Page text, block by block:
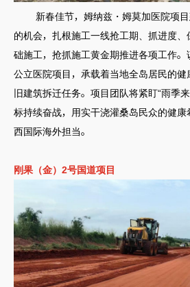
新春佳节，姆纳兹・姆莫加医院项
的机会，扎根施工一线抢工期、抓进度
础施工，抢抓施工黄金期推进各项工作。
公立医院项目，承载着当地全岛居民的
旧建筑拆迁任务。项目团队将紧盯“雨季
标持续奋战，用实干浇灌桑岛民众的健康
西国际海外担当。
刚果（金）2号国道项目